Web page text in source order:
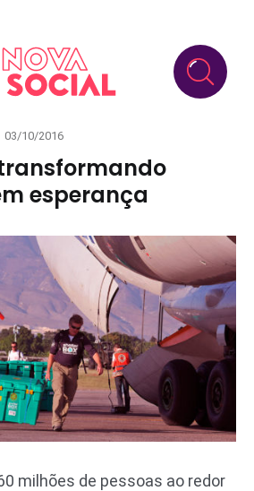
Posted
03/10/2016
esperança
milhões de pessoas ao redor